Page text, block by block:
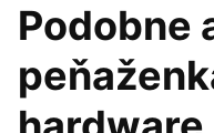
Podobne